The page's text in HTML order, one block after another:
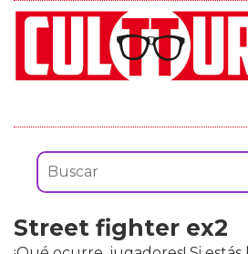
Street fighter ex2